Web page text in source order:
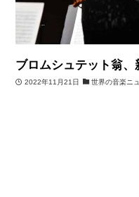
ブロムシュテット翁
2022年11月21日 世界の音楽ニ